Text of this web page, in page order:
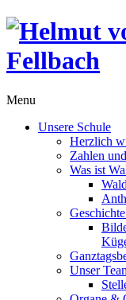
Menu
Unsere Schule
Herzlich
Zahlen
Was ist
Unser